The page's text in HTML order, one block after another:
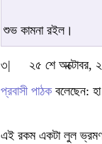
শুভ কামনা রইল।
৩|
২৫ শে অক্টোবর,
প্রবাসী পাঠকবলেছেন:
এই রকম একটা লুল ভ্রমণ